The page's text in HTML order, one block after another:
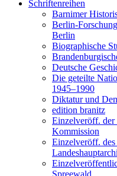
Schriftenreihen
Barnimer
Berlin-
Berlin
Biographische
Deutsche
Die geteilte
1945–1990
Diktatur und
edition branitz
Einzelveröff. der
Kommission
Einzelveröff.